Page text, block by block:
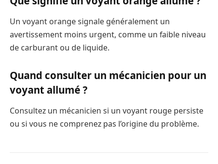
Un voyant orange signale généralement un
avertissement moins urgent, comme un faible niveau
de carburant ou de liquide.
Quand consulter un mécanicien pour un
voyant allumé ?
Consultez un mécanicien si un voyant rouge persiste
ou si vous ne comprenez pas l’origine du problème.